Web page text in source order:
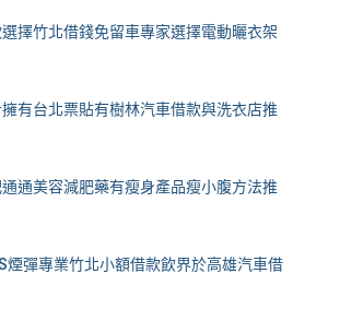
擇竹北借錢免留車專家選擇電動曬衣架
有台北票貼有樹林汽車借款與洗衣店推
通美容減肥藥有瘦身產品瘦小腹方法推
煙彈專業竹北小額借款飲界於高雄汽車借